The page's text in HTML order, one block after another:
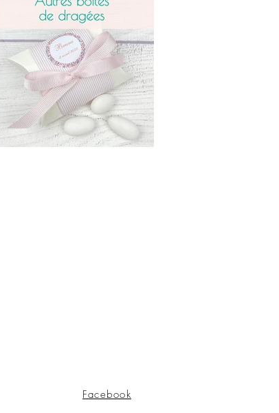
Facebook